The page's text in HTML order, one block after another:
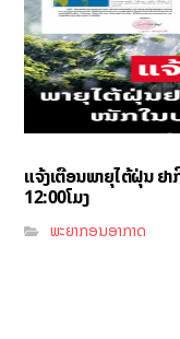
ແຈ້ງເຕືອນພາຍຸໄຕ້ຝຸ່ນ ຢາ
12:00ໂມງ
ພະຍາກອນອາກາດ